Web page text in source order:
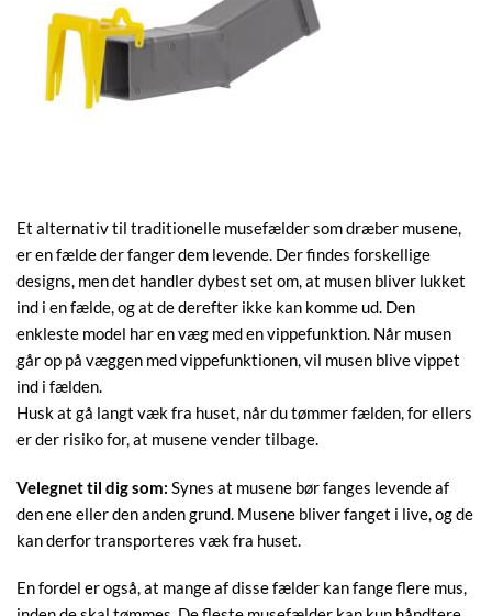
Et alternativ til traditionelle musefælder som dræber musene,
er en fælde der fanger dem levende. Der findes forskellige
designs, men det handler dybest set om, at musen bliver lukket
ind i en fælde, og at de derefter ikke kan komme ud. Den
enkleste model har en væg med en vippefunktion. Når musen
går op på væggen med vippefunktionen, vil musen blive vippet
ind i fælden.
Husk at gå langt væk fra huset, når du tømmer fælden, for ellers
er der risiko for, at musene vender tilbage.
Velegnet til dig som: Synes at musene bør fanges levende af
den ene eller den anden grund. Musene bliver fanget i live, og de
kan derfor transporteres væk fra huset.
En fordel er også, at mange af disse fælder kan fange flere mus,